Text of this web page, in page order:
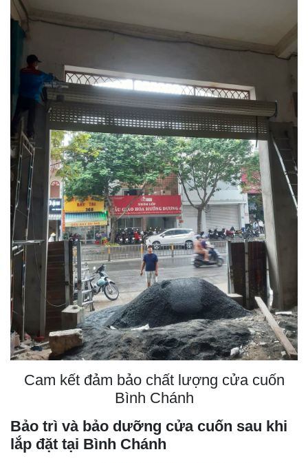
Cam kết đảm bảo chất lượng cửa cuốn
Bình Chánh
Bảo trì và bảo dưỡng cửa cuốn sau khi
lắp đặt tại Bình Chánh